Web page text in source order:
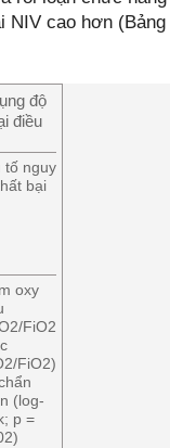
NIV cao hơn (Bảng
độ
điều
tố nguy
bại
oxy
FiO2
FiO2)
(log-
p =